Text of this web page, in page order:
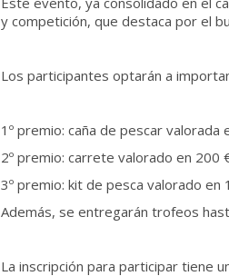
y competición, que destaca por el
Los participantes optarán a
1º premio: caña de pescar valorada
2º premio: carrete valorado en 200
3º premio: kit de pesca valorado en
Además, se entregarán trofeos
La inscripción para participar tiene